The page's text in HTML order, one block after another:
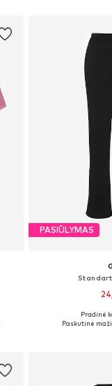
PASIŪLYMAS
Pradinė
Paskutinė